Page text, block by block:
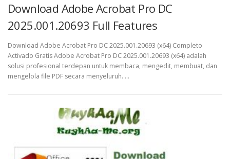
Download Adobe Acrobat Pro DC
2025.001.20693 Full Features
Download Adobe Acrobat Pro DC 2025.001.20693 (x64) Completo
Activado Gratis Adobe Acrobat Pro DC 2025.001.20693 (x64) adalah
solusi profesional terdepan untuk membaca, mengedit, membuat, dan
mengelola file PDF secara menyeluruh. …